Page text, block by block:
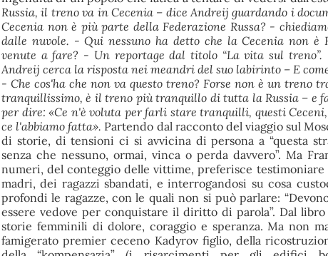
Russia, il treno va in Cecenia – dice Andreij guardando i
Cecenia non è più parte della Federazione Russa? -
dalle nuvole. - Qui nessuno ha detto che la Cecenia non è
venute a fare? - Un reportage dal titolo “La vita sul
Andreij cerca la risposta nei meandri del suo labirinto – E
- Che cos'ha che non va questo treno? Forse non è un treno
tranquillissimo, è il treno più tranquillo di tutta la Russia – e
per dire: «Ce n'è voluta per farli stare tranquilli, questi
ce l'abbiamo fatta». Partendo dal racconto del viaggio sul
di storie, di tensioni ci si avvicina di persona a “questa
senza che nessuno, ormai, vinca o perda davvero”. Ma
numeri, del conteggio delle vittime, preferisce testimoniare
madri, dei ragazzi sbandati, e interrogandosi su cosa
profondi le ragazze, con le quali non si può parlare:
essere vedove per conquistare il diritto di parola”. Dal
storie femminili di dolore, coraggio e speranza. Ma non
famigerato premier ceceno Kadyrov figlio, della